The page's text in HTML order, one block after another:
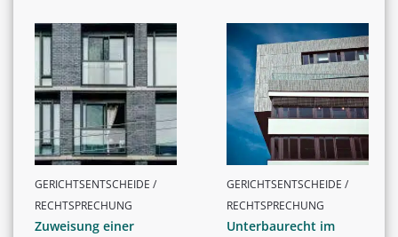
GERICHTSENTSCHEIDE /
RECHTSPRECHUNG
Zuweisung einer
GERICHTSENTSCHEIDE /
RECHTSPRECHUNG
Unterbaurecht im